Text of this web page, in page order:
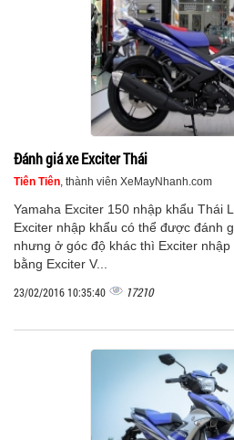
Đánh giá xe Exciter Thái
Tiên Tiên, thành viên XeMayNhanh.com
Yamaha Exciter 150 nhập khẩu Thái
Exciter nhập khẩu có thể được đánh
nhưng ở góc độ khác thì Exciter
bằng Exciter V...
23/02/2016 10:35:40 17210